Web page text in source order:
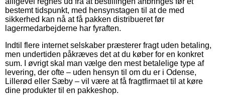
bestemt tidspunkt, med hensynstagen til at de med
sikkerhed kan nå at få pakken distribueret før
lagermedarbejderne har fyraften.
Indtil flere internet selskaber præsterer fragt uden betaling,
men undertiden påkræves det at du køber for en konkret
sum. I øvrigt skal man vælge den mest betalelige type af
levering, der ofte – uden hensyn til om du er i Odense,
Lillerød eller Sæby – vil være at få fragtfirmaet til at køre
dine produkter til en pakkeshop.